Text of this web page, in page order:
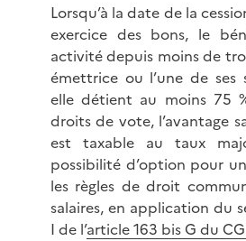
Lorsqu’à la date de la
exercice des bons, le
activité depuis moins de
émettrice ou l’une de ses
elle détient au moins 75
droits de vote, l’avantage
est taxable au taux
possibilité d’option pour
les règles de droit
salaires, en application du
I de l’article 163 bis G du